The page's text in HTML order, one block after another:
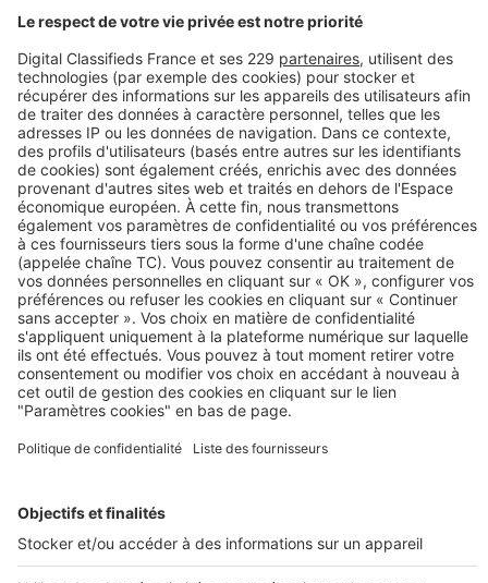
Investissement locatif : comment
Découvrez nos annonces
Acheter dans l'immobilier neuf
Immobilier neuf Acheter un appartement neuf
Loi Pinel Programme neuf Paris
Logement neuf Lyon Investir à Strasbourg
Appartement neuf Marseille